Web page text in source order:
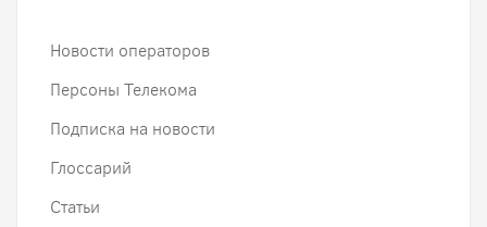
Новости операторов
Персоны Телекома
Подписка на новости
Глоссарий
Статьи